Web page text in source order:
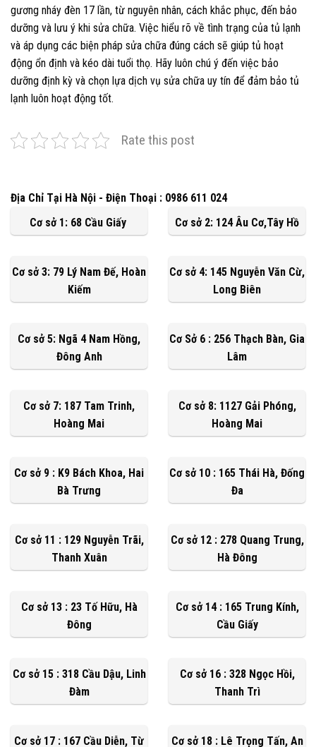
gương nháy đèn 17 lần, từ nguyên nhân, cách khắc phục, đến bảo
dưỡng và lưu ý khi sửa chữa. Việc hiểu rõ về tình trạng của tủ lạnh
và áp dụng các biện pháp sửa chữa đúng cách sẽ giúp tủ hoạt
động ổn định và kéo dài tuổi thọ. Hãy luôn chú ý đến việc bảo
dưỡng định kỳ và chọn lựa dịch vụ sửa chữa uy tín để đảm bảo tủ
lạnh luôn hoạt động tốt.
Rate this post
Địa Chỉ Tại Hà Nội - Điện Thoại : 0986 611 024
Cơ sở 1: 68 Cầu Giấy
Cơ sở 2: 124 Âu Cơ,Tây Hồ
Cơ sở 3: 79 Lý Nam Đế, Hoàn
Kiếm
Cơ sở 4: 145 Nguyễn Văn Cừ,
Long Biên
Cơ sở 5: Ngã 4 Nam Hồng,
Đông Anh
Cơ Sở 6 : 256 Thạch Bàn, Gia
Lâm
Cơ sở 7: 187 Tam Trinh,
Hoàng Mai
Cơ sở 8: 1127 Gải Phóng,
Hoàng Mai
Cơ sở 9 : K9 Bách Khoa, Hai
Bà Trưng
Cơ sở 10 : 165 Thái Hà, Đống
Đa
Cơ sở 11 : 129 Nguyễn Trãi,
Thanh Xuân
Cơ sở 12 : 278 Quang Trung,
Hà Đông
Cơ sở 13 : 23 Tố Hữu, Hà
Đông
Cơ sở 14 : 165 Trung Kính,
Cầu Giấy
Cơ sở 15 : 318 Cầu Dậu, Linh
Đàm
Cơ sở 16 : 328 Ngọc Hồi,
Thanh Trì
Cơ sở 17 : 167 Cầu Diễn, Từ Cơ sở 18 : Lê Trọng Tấn, An